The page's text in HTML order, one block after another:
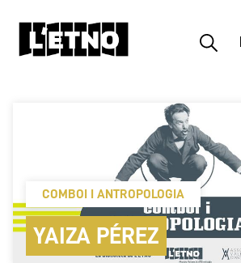
Buscar
COMBOI I ANTROPOLOGIA
YAIZA PÉREZ